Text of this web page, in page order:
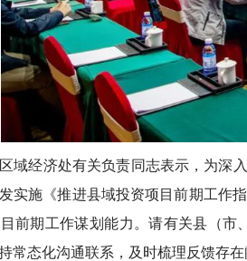
经济处有关负责同志表示，为深入
实施《推进县域投资项目前期工作
前期工作谋划能力。请有关县（
常态化沟通联系，及时梳理反馈存